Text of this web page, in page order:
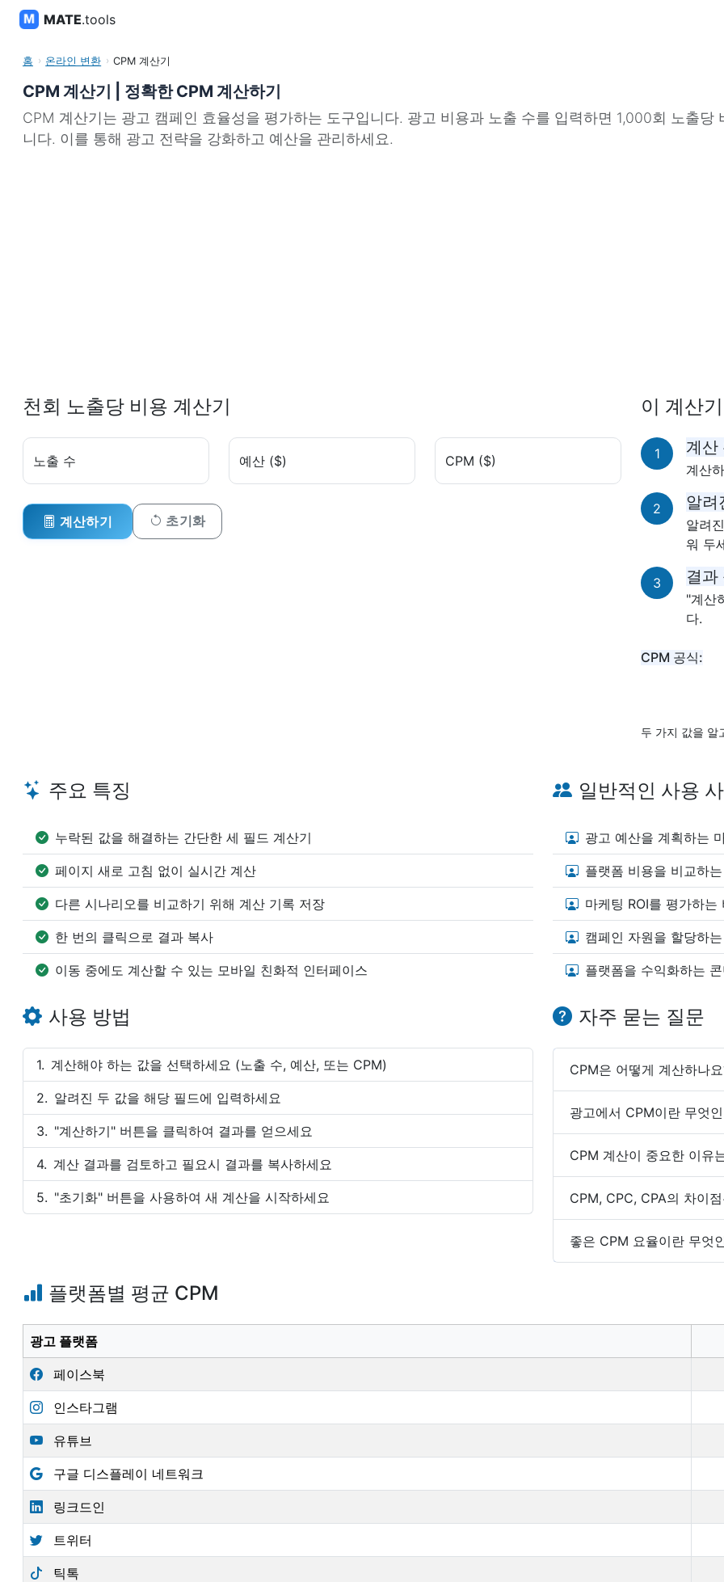
MATE.tools
홈 온라인 변환 CPM 계산기
CPM 계산기 | 정확한 CPM 계산하기
CPM 계산기는 광고 캠페인 효율성을 평가하는 도구입니다. 광고 비용과 노출 수를 입력하면 1,000회 노출
니다. 이를 통해 광고 전략을 강화하고 예산을 관리하세요.
천회 노출당 비용 계산기
노출 수 예산 ($) CPM ($)
계산하기 초기화
이 계산
1 계산
계산
2 알려
알려
워 두
3 결과
"계산
다.
CPM 공식:
두 가지 값을 알
주요 특징
누락된 값을 해결하는 간단한 세 필드 계산기
페이지 새로 고침 없이 실시간 계산
다른 시나리오를 비교하기 위해 계산 기록 저장
한 번의 클릭으로 결과 복사
이동 중에도 계산할 수 있는 모바일 친화적 인터페이스
일반적인 사용
광고 예산을 계획하는
플랫폼 비용을 비교하
마케팅 ROI를 평가하는
캠페인 자원을 할당하
플랫폼을 수익화하는
사용 방법
계산해야 하는 값을 선택하세요 (노출 수, 예산, 또는 CPM)
알려진 두 값을 해당 필드에 입력하세요
"계산하기" 버튼을 클릭하여 결과를 얻으세요
계산 결과를 검토하고 필요시 결과를 복사하세요
"초기화" 버튼을 사용하여 새 계산을 시작하세요
자주 묻는 질문
CPM은 어떻게 계산하나
광고에서 CPM이란 무엇
CPM 계산이 중요한 이유
CPM, CPC, CPA의 차이
좋은 CPM 요율이란 무엇
플랫폼별 평균 CPM
광고 플랫폼
페이스북
인스타그램
유튜브
구글 디스플레이 네트워크
링크드인
트위터
틱톡